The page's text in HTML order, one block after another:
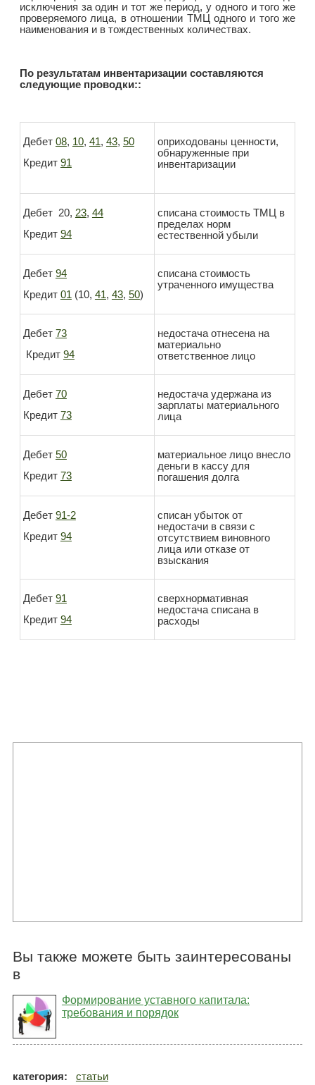
исключения за один и тот же период, у одного и того же
проверяемого лица, в отношении ТМЦ одного и того же
наименования и в тождественных количествах.
По результатам инвентаризации составляются
следующие проводки::
Дебет 08, 10, 41, 43, 50
Кредит 91
оприходованы ценности,
обнаруженные при
инвентаризации
Дебет 20, 23, 44
Кредит 94
списана стоимость ТМЦ в
пределах норм
естественной убыли
Дебет 94
Кредит 01 (10, 41, 43, 50)
списана стоимость
утраченного имущества
Дебет 73
Кредит 94
недостача отнесена на
материально
ответственное лицо
Дебет 70
Кредит 73
недостача удержана из
зарплаты материального
лица
Дебет 50
Кредит 73
материальное лицо внесло
деньги в кассу для
погашения долга
Дебет 91-2
Кредит 94
списан убыток от
недостачи в связи с
отсутствием виновного
лица или отказе от
взыскания
Дебет 91
Кредит 94
сверхнормативная
недостача списана в
расходы
Вы также можете быть заинтересованы
в
Формирование уставного капитала:
требования и порядок
категория: статьи